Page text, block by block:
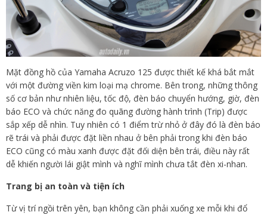
Mặt đồng hồ của Yamaha Acruzo 125 được thiết kế khá bắt mắt
với một đường viền kim loại mạ chrome. Bên trong, những thông
số cơ bản như nhiên liệu, tốc độ, đèn báo chuyển hướng, giờ, đèn
báo ECO và chức năng đo quãng đường hành trình (Trip) được
sắp xếp dễ nhìn. Tuy nhiên có 1 điểm trừ nhỏ ở đây đó là đèn báo
rẽ trái và phải được đặt liền nhau ở bên phải trong khi đèn báo
ECO cũng có màu xanh được đặt đối diện bên trái, điều này rất
dễ khiến người lái giật mình và nghĩ mình chưa tắt đèn xi-nhan.
Trang bị an toàn và tiện ích
Từ vị trí ngồi trên yên, bạn không cần phải xuống xe mỗi khi đổ